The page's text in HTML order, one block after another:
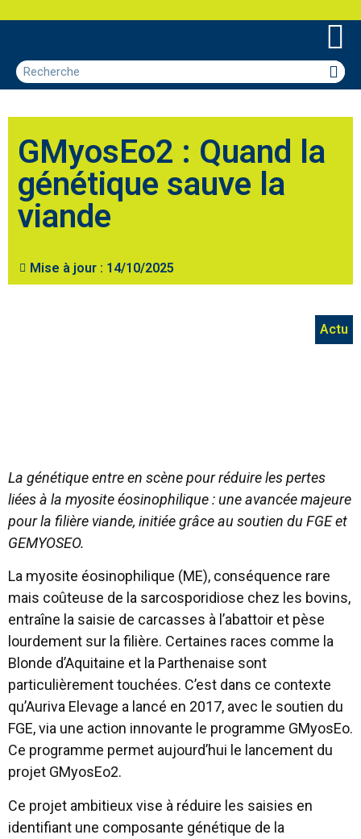
GMyosEo2 : Quand la
génétique sauve la
viande
Mise à jour : 14/10/2025
Actu
La génétique entre en scène pour réduire les pertes
liées à la myosite éosinophilique : une avancée majeure
pour la filière viande, initiée grâce au soutien du FGE et
GEMYOSEO.
La myosite éosinophilique (ME), conséquence rare
mais coûteuse de la sarcosporidiose chez les bovins,
entraîne la saisie de carcasses à l’abattoir et pèse
lourdement sur la filière. Certaines races comme la
Blonde d’Aquitaine et la Parthenaise sont
particulièrement touchées. C’est dans ce contexte
qu’Auriva Elevage a lancé en 2017, avec le soutien du
FGE, via une action innovante le programme GMyosEo.
Ce programme permet aujourd’hui le lancement du
projet GMyosEo2.
Ce projet ambitieux vise à réduire les saisies en
identifiant une composante génétique de la